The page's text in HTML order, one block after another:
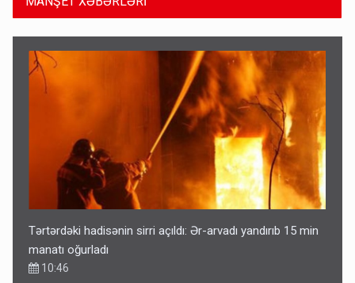
Tərtərdəki hadisənin sirri açıldı: Ər-arvadı yandırıb 15 min
manatı oğurladı
10:46